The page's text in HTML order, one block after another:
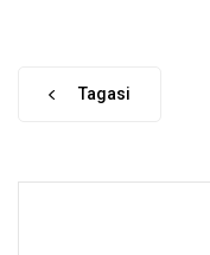
Tagasi